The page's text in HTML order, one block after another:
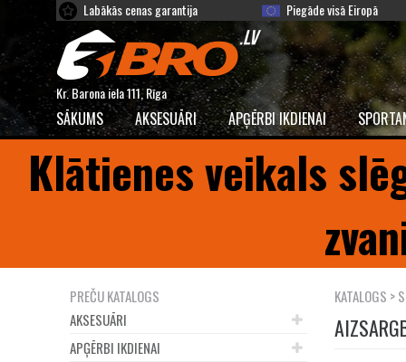
Labākās cenas garantija Piegāde visā Eiropā
Kr. Barona iela 111, Rīga
SĀKUMS AKSESUĀRI APĢĒRBI IKDIENAI
Klātienes veikals
PREČU KATALOGS
AKSESUĀRI
APĢĒRBI IKDIENAI
KATALOGS >